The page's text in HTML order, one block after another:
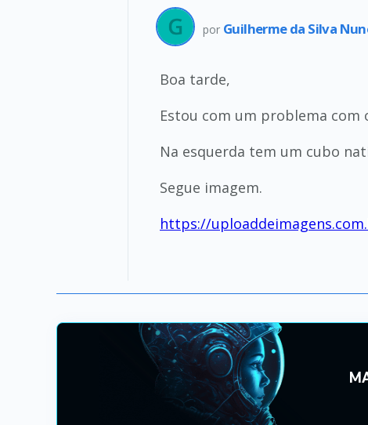
por Guilherme da Silva
Boa tarde,
Estou com um problema com
Na esquerda tem um cubo
Segue imagem.
https://